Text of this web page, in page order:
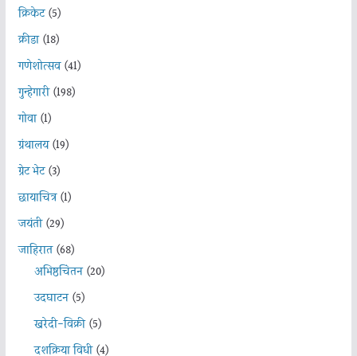
क्रिकेट(5)
क्रीडा(18)
गणेशोत्सव(41)
गुन्हेगारी(198)
गोवा(1)
ग्रंथालय(19)
ग्रेट भेट(3)
छायाचित्र(1)
जयंती(29)
जाहिरात(68)
अभिष्ठचिंतन(20)
उदघाटन(5)
खरेदी-विक्री(5)
दशक्रिया विधी(4)